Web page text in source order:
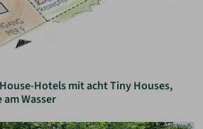
Hotels mit acht Tiny Houses,
Wasser